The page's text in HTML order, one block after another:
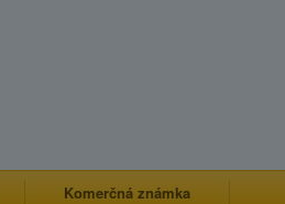
Komerčná známka